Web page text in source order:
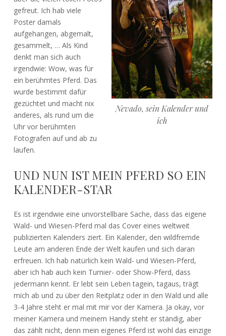
Nevado, sein Kalender und
ich
gefreut. Ich hab viele
Poster damals
aufgehangen, abgemalt,
gesammelt, … Als Kind
denkt man sich auch
irgendwie: Wow, was für
ein berühmtes Pferd. Das
wurde bestimmt dafür
gezüchtet und macht nix
anderes, als rund um die
Uhr vor berühmten
Fotografen auf und ab zu
laufen.
UND NUN IST MEIN PFERD SO EIN
KALENDER-STAR
Es ist irgendwie eine unvorstellbare Sache, dass das eigene
Wald- und Wiesen-Pferd mal das Cover eines weltweit
publizierten Kalenders ziert. Ein Kalender, den wildfremde
Leute am anderen Ende der Welt kaufen und sich daran
erfreuen. Ich hab natürlich kein Wald- und Wiesen-Pferd,
aber ich hab auch kein Turnier- oder Show-Pferd, dass
jedermann kennt. Er lebt sein Leben tagein, tagaus, trägt
mich ab und zu über den Reitplatz oder in den Wald und alle
3-4 Jahre steht er mal mit mir vor der Kamera. Ja okay, vor
meiner Kamera und meinem Handy steht er ständig, aber
das zählt nicht, denn mein eigenes Pferd ist wohl das einzige